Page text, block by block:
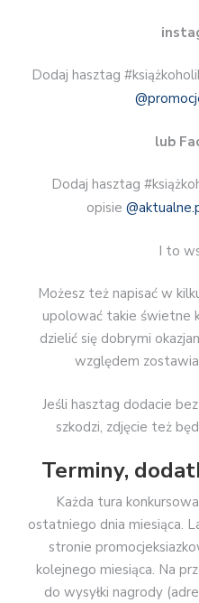
Dodaj hasztag
lub
Dodaj hasztag
opisie
I to
Możesz też napisać w
upolować takie świetne
dzielić się dobrymi
względem
Jeśli hasztag dodacie
szkodzi, zdjęcie też
Terminy,
Każda tura
ostatniego dnia miesiąca.
stronie
kolejnego miesiąca. Na
do wysyłki nagrody